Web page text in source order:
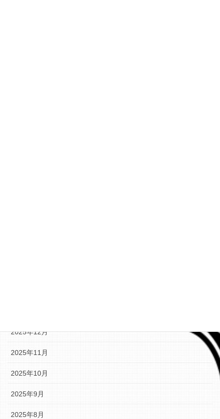
2025年12月
2025年11月
2025年10月
2025年9月
2025年8月